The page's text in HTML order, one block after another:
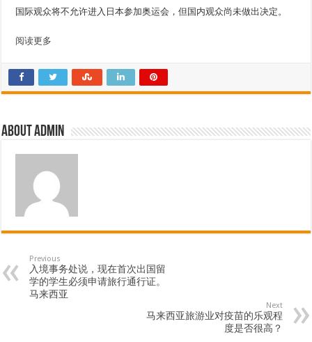
国际观众将不允许进入日本参加奥运会，但国内观众尚未做出决定。
阅读更多
About admin
Previous
入境事务处说，现在首次出国留
学的学生必须申请旅行通行证。
马来西亚
Next
马来西亚旅游业对疫苗的乐观程
度是否很高？